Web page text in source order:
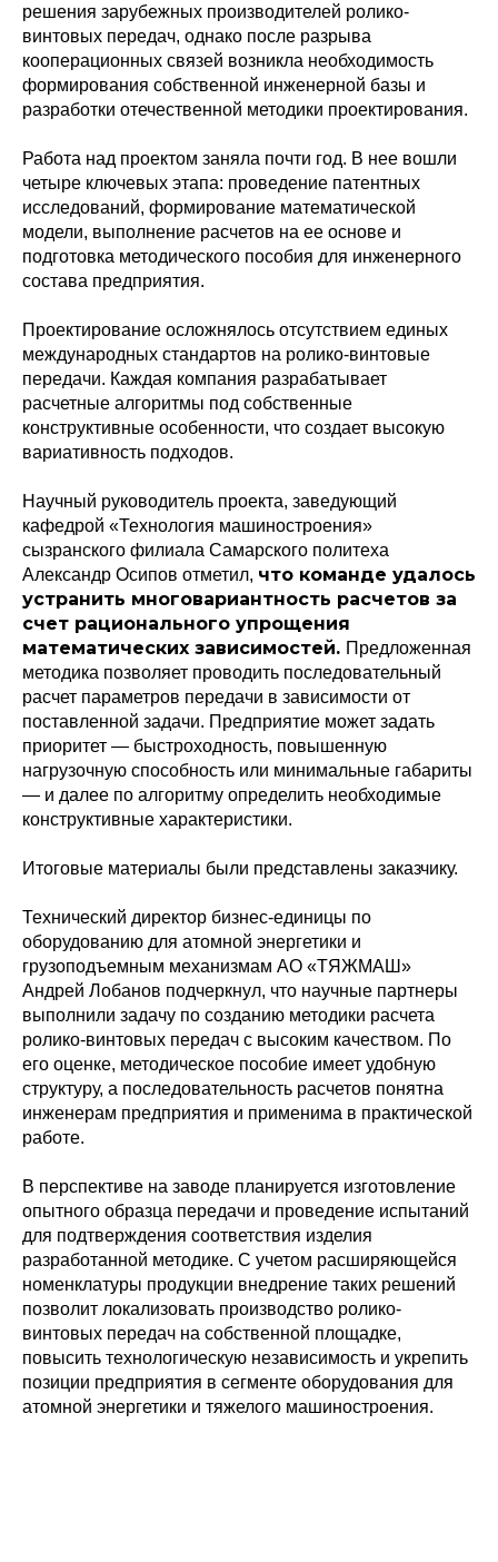
решения зарубежных производителей ролико-
винтовых передач, однако после разрыва
кооперационных связей возникла необходимость
формирования собственной инженерной базы и
разработки отечественной методики проектирования.
Работа над проектом заняла почти год. В нее вошли
четыре ключевых этапа: проведение патентных
исследований, формирование математической
модели, выполнение расчетов на ее основе и
подготовка методического пособия для инженерного
состава предприятия.
Проектирование осложнялось отсутствием единых
международных стандартов на ролико-винтовые
передачи. Каждая компания разрабатывает
расчетные алгоритмы под собственные
конструктивные особенности, что создает высокую
вариативность подходов.
Научный руководитель проекта, заведующий
кафедрой «Технология машиностроения»
сызранского филиала Самарского политеха
Александр Осипов отметил, что команде удалось
устранить многовариантность расчетов за
счет рационального упрощения
математических зависимостей. Предложенная
методика позволяет проводить последовательный
расчет параметров передачи в зависимости от
поставленной задачи. Предприятие может задать
приоритет — быстроходность, повышенную
нагрузочную способность или минимальные габариты
— и далее по алгоритму определить необходимые
конструктивные характеристики.
Итоговые материалы были представлены заказчику.
Технический директор бизнес-единицы по
оборудованию для атомной энергетики и
грузоподъемным механизмам АО «ТЯЖМАШ»
Андрей Лобанов подчеркнул, что научные партнеры
выполнили задачу по созданию методики расчета
ролико-винтовых передач с высоким качеством. По
его оценке, методическое пособие имеет удобную
структуру, а последовательность расчетов понятна
инженерам предприятия и применима в практической
работе.
В перспективе на заводе планируется изготовление
опытного образца передачи и проведение испытаний
для подтверждения соответствия изделия
разработанной методике. С учетом расширяющейся
номенклатуры продукции внедрение таких решений
позволит локализовать производство ролико-
винтовых передач на собственной площадке,
повысить технологическую независимость и укрепить
позиции предприятия в сегменте оборудования для
атомной энергетики и тяжелого машиностроения.
© 2015-2026 НАУРР. Все права защищены. При использовании материалов
ссылка на ROBOTUNION.RU — обязательна
Политика конфиденциальности
При использовании материалов ссылка на ROBOTUNION.RU — обязательна